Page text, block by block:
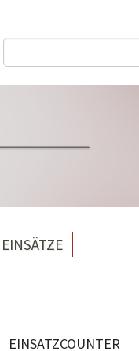
EINSÄTZE
EINSATZCOUNTER